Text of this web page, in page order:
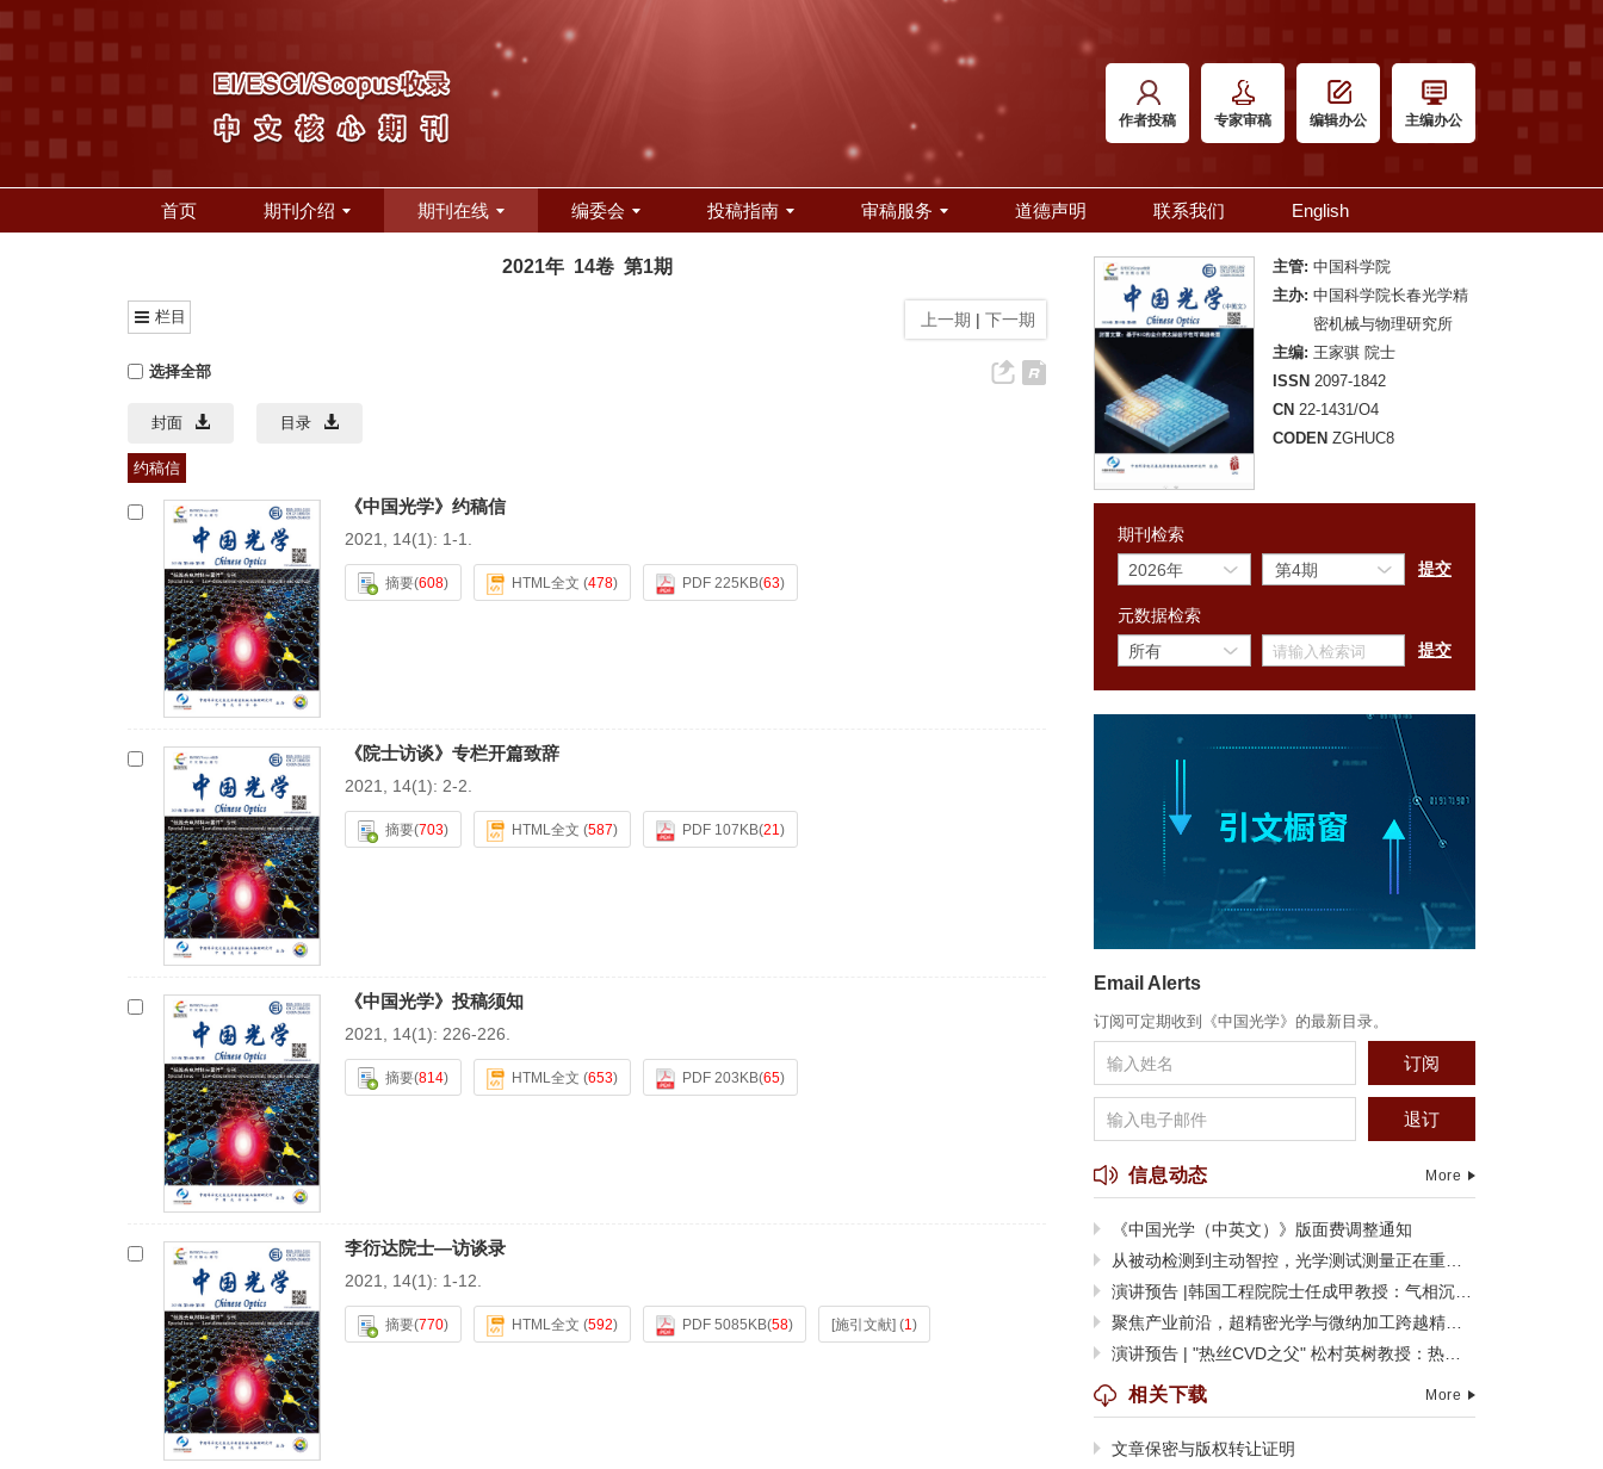
作者投稿 专家审稿 编辑办公 主编办公
首页 期刊介绍 期刊在线 编委会 投稿指南 审稿服务 道德声明 联系我们 English
2021年 14卷 第1期
栏目 上一期 | 下一期
选择全部
封面 目录
约稿信
《中国光学》约稿信
2021, 14(1): 1-1.
摘要(608) HTML全文 (478) PDF 225KB(63)
《院士访谈》专栏开篇致辞
2021, 14(1): 2-2.
摘要(703) HTML全文 (587) PDF 107KB(21)
《中国光学》投稿须知
2021, 14(1): 226-226.
摘要(814) HTML全文 (653) PDF 203KB(65)
李衍达院士—访谈录
2021, 14(1): 1-12.
摘要(770) HTML全文 (592) PDF 5085KB(58) [施引文献] (1)
主管: 中国科学院
主办: 中国科学院长春光学精
密机械与物理研究所
主编: 王家骐 院士
ISSN 2097-1842
CN 22-1431/O4
CODEN ZGHUC8
期刊检索
元数据检索
Email Alerts
订阅可定期收到《中国光学》的最新目录。
订阅
退订
信息动态 More
《中国光学（中英文）》版面费调整通知
从被动检测到主动智控，光学测试测量正在重塑制造边界
演讲预告 |韩国工程院院士任成甲教授：气相沉积功能聚合物薄膜及其器件应用
聚焦产业前沿，超精密光学与微纳加工跨越精度极限
演讲预告 | "热丝CVD之父" 松村英树教授：热丝CVD技术的过去、现在与未来
相关下载 More
文章保密与版权转让证明